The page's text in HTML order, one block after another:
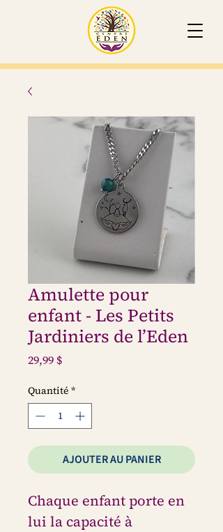
Amulette pour
enfant - Les Petits
Jardiniers de l’Eden
29,99 $Prix
Quantité *
AJOUTER AU PANIER
Chaque enfant porte en
lui la capacité à